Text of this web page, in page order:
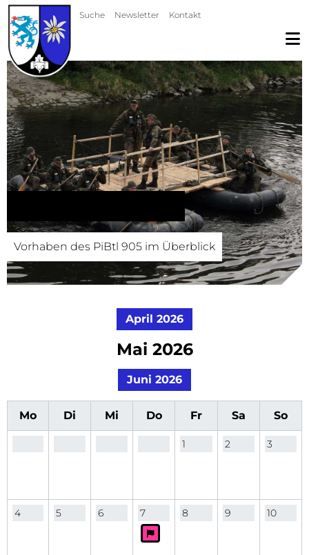
Navigation überspringen
Suche Newsletter Kontakt
Vorhaben des PiBtl 905 im Überblick
April 2026
Mai 2026
Juni 2026
Mo Di Mi Do Fr Sa So
1 2 3
4 5 6 7 8 9 10